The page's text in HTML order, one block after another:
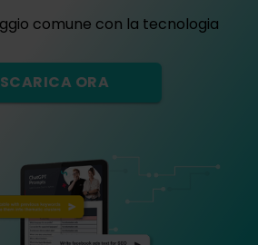
comune con la tecnologia
SCARICA ORA